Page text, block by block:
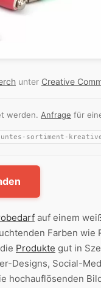
unter Creative
werden. Anfrage für
auf einem
Farben wie
Produkte gut in
Designs, Social-
hochauflösenden